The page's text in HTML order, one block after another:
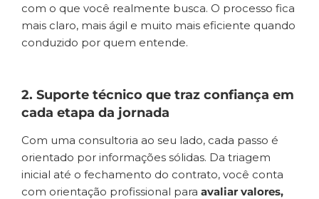
com o que você realmente busca. O processo fica
mais claro, mais ágil e muito mais eficiente quando
conduzido por quem entende.
2. Suporte técnico que traz confiança em
cada etapa da jornada
Com uma consultoria ao seu lado, cada passo é
orientado por informações sólidas. Da triagem
inicial até o fechamento do contrato, você conta
com orientação profissional para avaliar valores,